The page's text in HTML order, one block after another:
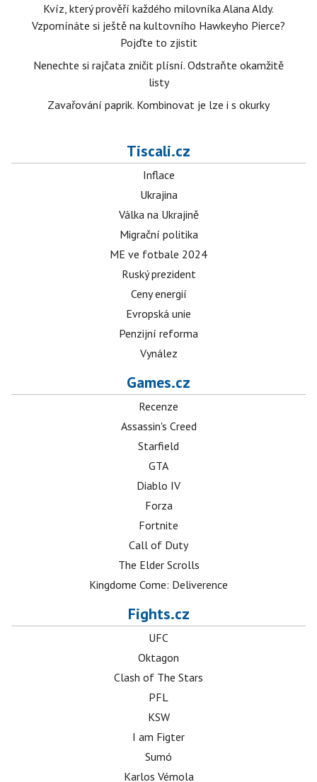
Kvíz, který prověří každého milovníka Alana Aldy.
Vzpomínáte si ještě na kultovního Hawkeyho Pierce?
Pojďte to zjistit
Nenechte si rajčata zničit plísní. Odstraňte okamžitě
listy
Zavařování paprik. Kombinovat je lze i s okurky
Tiscali.cz
Inflace
Ukrajina
Válka na Ukrajině
Migrační politika
ME ve fotbale 2024
Ruský prezident
Ceny energií
Evropská unie
Penzijní reforma
Vynález
Games.cz
Recenze
Assassin's Creed
Starfield
GTA
Diablo IV
Forza
Fortnite
Call of Duty
The Elder Scrolls
Kingdome Come: Deliverence
Fights.cz
UFC
Oktagon
Clash of The Stars
PFL
KSW
I am Figter
Sumó
Karlos Vémola